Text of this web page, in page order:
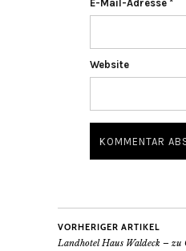
E-Mail-Adresse *
Website
VORHERIGER ARTIKEL
Landhotel Haus Waldeck – zu